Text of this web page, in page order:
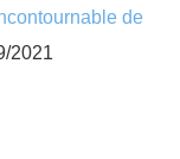
de
une hôtellerie
2021